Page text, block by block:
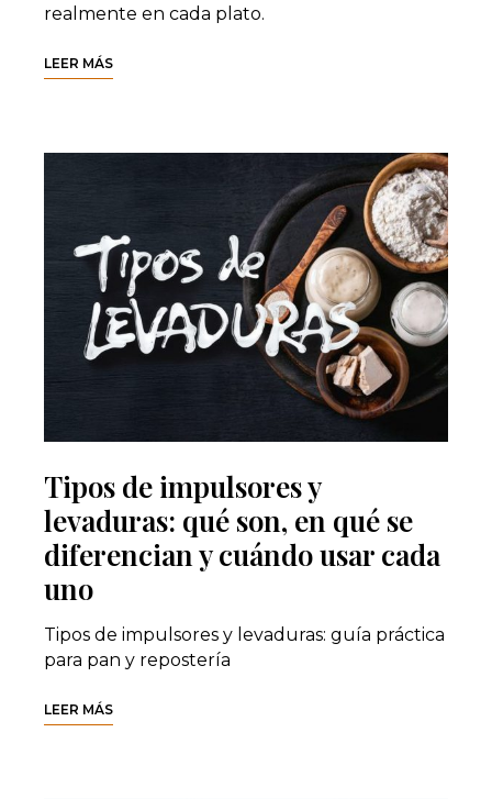
realmente en cada plato.
LEER MÁS
Tipos de impulsores y
levaduras: qué son, en qué se
diferencian y cuándo usar cada
uno
Tipos de impulsores y levaduras: guía práctica
para pan y repostería
LEER MÁS